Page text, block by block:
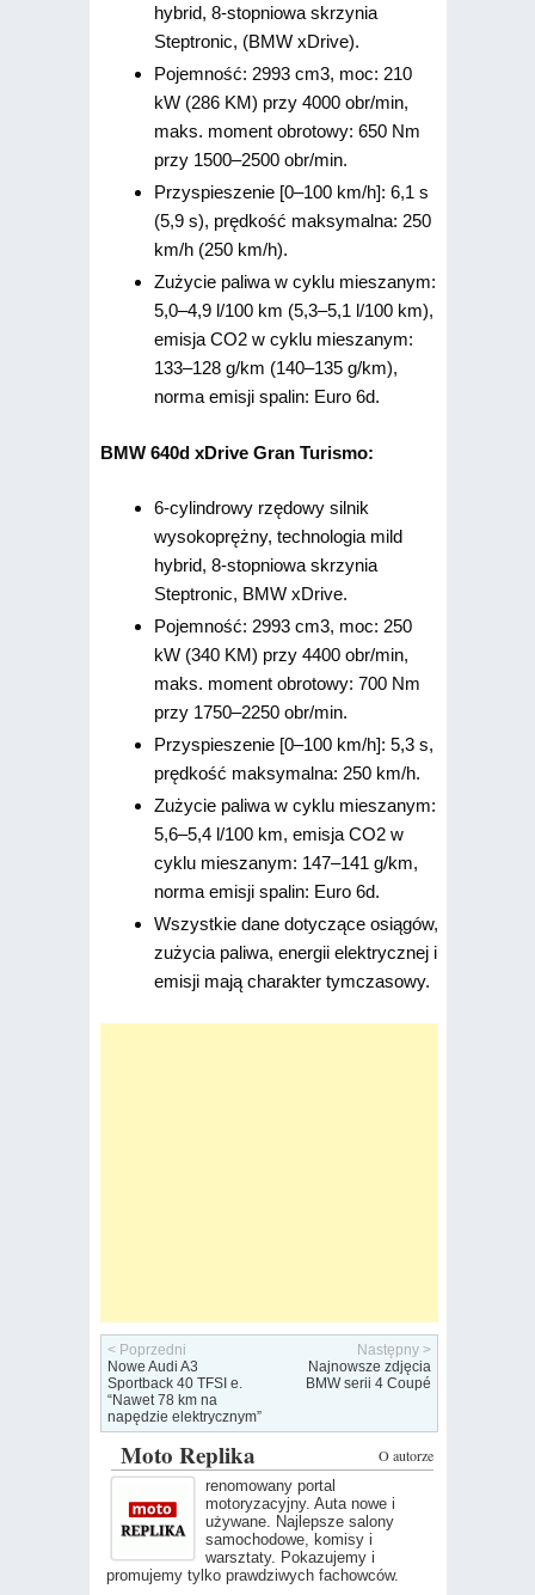
hybrid, 8-stopniowa skrzynia
Steptronic, (BMW xDrive).
Pojemność: 2993 cm3, moc: 210
kW (286 KM) przy 4000 obr/min,
maks. moment obrotowy: 650 Nm
przy 1500–2500 obr/min.
Przyspieszenie [0–100 km/h]: 6,1 s
(5,9 s), prędkość maksymalna: 250
km/h (250 km/h).
Zużycie paliwa w cyklu mieszanym:
5,0–4,9 l/100 km (5,3–5,1 l/100 km),
emisja CO2 w cyklu mieszanym:
133–128 g/km (140–135 g/km),
norma emisji spalin: Euro 6d.
BMW 640d xDrive Gran Turismo:
6-cylindrowy rzędowy silnik
wysokoprężny, technologia mild
hybrid, 8-stopniowa skrzynia
Steptronic, BMW xDrive.
Pojemność: 2993 cm3, moc: 250
kW (340 KM) przy 4400 obr/min,
maks. moment obrotowy: 700 Nm
przy 1750–2250 obr/min.
Przyspieszenie [0–100 km/h]: 5,3 s,
prędkość maksymalna: 250 km/h.
Zużycie paliwa w cyklu mieszanym:
5,6–5,4 l/100 km, emisja CO2 w
cyklu mieszanym: 147–141 g/km,
norma emisji spalin: Euro 6d.
Wszystkie dane dotyczące osiągów,
zużycia paliwa, energii elektrycznej i
emisji mają charakter tymczasowy.
< Poprzedni
Nowe Audi A3
Sportback 40 TFSI e.
“Nawet 78 km na
napędzie elektrycznym”
Następny >
Najnowsze zdjęcia
BMW serii 4 Coupé
O autorze
Moto Replika
renomowany portal
motoryzacyjny. Auta nowe i
używane. Najlepsze salony
samochodowe, komisy i
warsztaty. Pokazujemy i
promujemy tylko prawdziwych fachowców.